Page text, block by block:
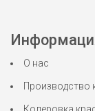
О нас
Производство
Колеровка